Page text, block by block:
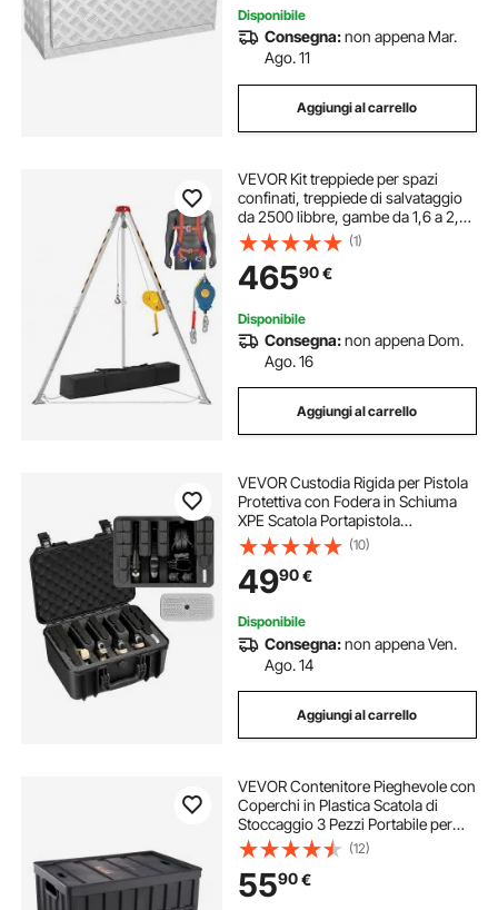
Disponibile
Consegna:non appena Mar.
Ago. 11
Aggiungi al carrello
VEVOR Kit treppiede per spazi
confinati, treppiede di salvataggio
da 2500 libbre, gambe da 1,6 a 2,45
m Cavo da 30 m imbracatura,
borsa di stoccaggio per spazi
ristretti tradizionali
(1)
46590€
Disponibile
Consegna:non appena Dom.
Ago. 16
Aggiungi al carrello
VEVOR Custodia Rigida per Pistola
Protettiva con Fodera in Schiuma
XPE Scatola Portapistola
Impermeabile IP67 Modulo di
Stoccaggio Personalizzabile,
Custodia per 4 Pistole
404x319x192 mm
(10)
4990€
Disponibile
Consegna:non appena Ven.
Ago. 14
Aggiungi al carrello
VEVOR Contenitore Pieghevole con
Coperchi in Plastica Scatola di
Stoccaggio 3 Pezzi Portabile per
Campeggio Viaggio Auto,
Contenitore Pieghevole Capacità
65L con Maniglie Coperchio Uso
Esterno Interno
(12)
5590€